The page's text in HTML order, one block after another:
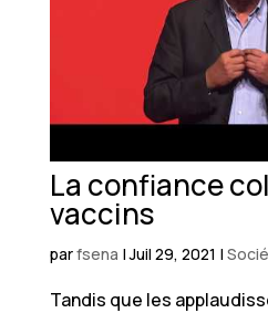
La confiance
vaccins
parfsena |Juil 29, 2021 |
Tandis que les